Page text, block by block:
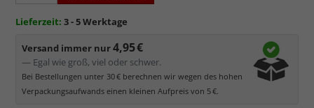
Lieferzeit: 3 - 5 Werktage
Versand immer nur4,95 €
— Egal wie groß, viel oder schwer.
Bei Bestellungen unter 30 € berechnen wir wegen des hohen
Verpackungsaufwands einen kleinen Aufpreis von 5 €.